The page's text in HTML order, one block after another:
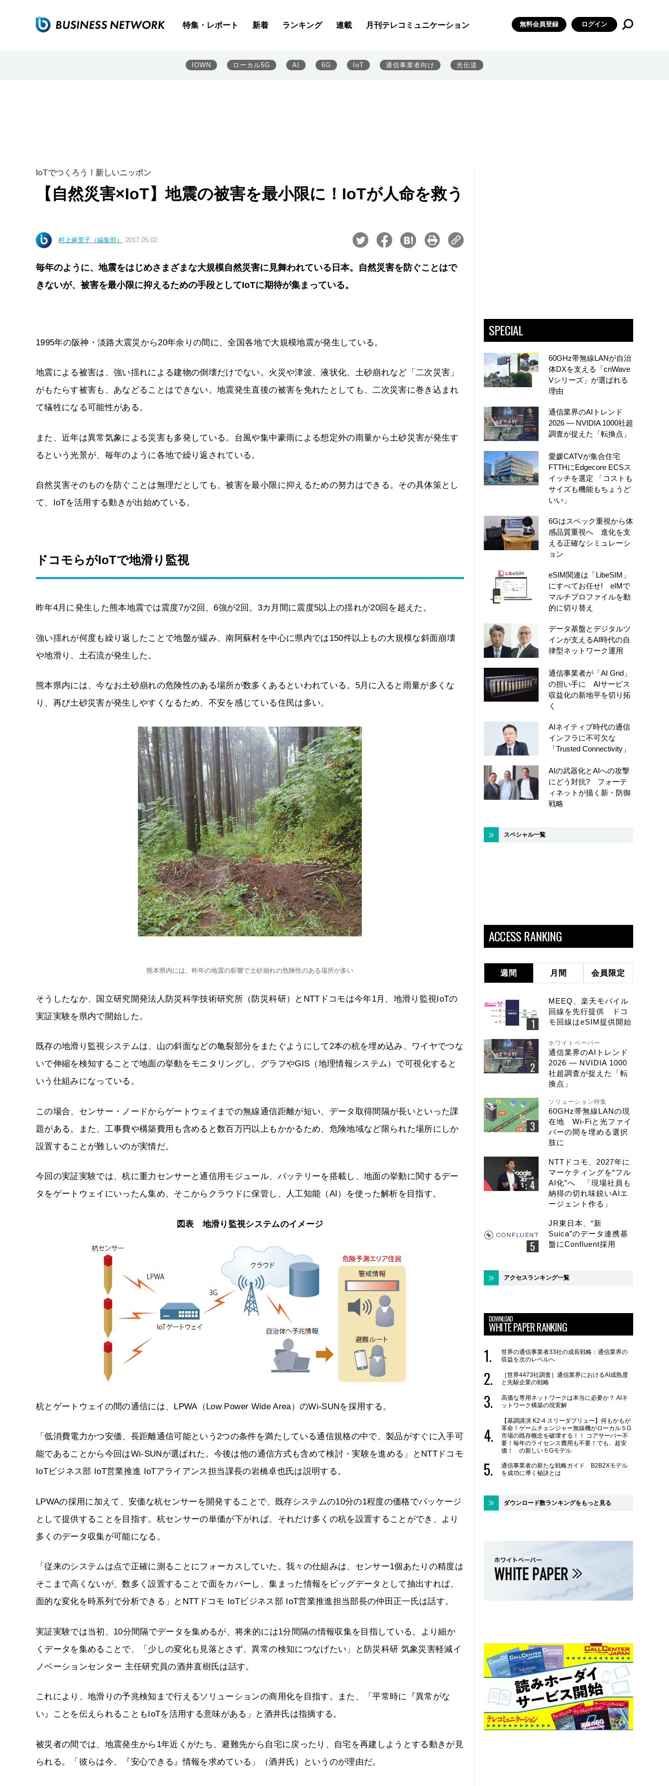
特集・レポート 新着 ランキング 連載 月刊テレコミュニケーション 無料会員登録 ログイン
IOWN ローカル5G AI 6G IoT 通信事業者向け 光伝送
IoTでつくろう！新しいニッポン
【自然災害×IoT】地震の被害を最小限に！IoTが人命を救う
村上麻里子（編集部） 2017.05.02
毎年のように、地震をはじめさまざまな大規模自然災害に見舞われている日本。自然災害を防ぐことはで
きないが、被害を最小限に抑えるための手段としてIoTに期待が集まっている。
1995年の阪神・淡路大震災から20年余りの間に、全国各地で大規模地震が発生している。
地震による被害は、強い揺れによる建物の倒壊だけでない。火災や津波、液状化、土砂崩れなど「二次災害」
がもたらす被害も、あなどることはできない。地震発生直後の被害を免れたとしても、二次災害に巻き込まれ
て犠牲になる可能性がある。
また、近年は異常気象による災害も多発している。台風や集中豪雨による想定外の雨量から土砂災害が発生す
るという光景が、毎年のように各地で繰り返されている。
自然災害そのものを防ぐことは無理だとしても、被害を最小限に抑えるための努力はできる。その具体策とし
て、IoTを活用する動きが出始めている。
ドコモらがIoTで地滑り監視
昨年4月に発生した熊本地震では震度7が2回、6強が2回。3カ月間に震度5以上の揺れが20回を超えた。
強い揺れが何度も繰り返したことで地盤が緩み、南阿蘇村を中心に県内では150件以上もの大規模な斜面崩壊
や地滑り、土石流が発生した。
熊本県内には、今なお土砂崩れの危険性のある場所が数多くあるといわれている。5月に入ると雨量が多くな
り、再び土砂災害が発生しやすくなるため、不安を感じている住民は多い。
熊本県内には、昨年の地震の影響で土砂崩れの危険性のある場所が多い
そうしたなか、国立研究開発法人防災科学技術研究所（防災科研）とNTTドコモは今年1月、地滑り監視IoTの
実証実験を県内で開始した。
既存の地滑り監視システムは、山の斜面などの亀裂部分をまたぐようにして2本の杭を埋め込み、ワイヤでつな
いで伸縮を検知することで地面の挙動をモニタリングし、グラフやGIS（地理情報システム）で可視化すると
いう仕組みになっている。
この場合、センサー・ノードからゲートウェイまでの無線通信距離が短い、データ取得間隔が長いといった課
題がある。また、工事費や構築費用も含めると数百万円以上もかかるため、危険地域など限られた場所にしか
設置することが難しいのが実情だ。
今回の実証実験では、杭に重力センサーと通信用モジュール、バッテリーを搭載し、地面の挙動に関するデー
タをゲートウェイにいったん集め、そこからクラウドに保管し、人工知能（AI）を使った解析を目指す。
図表 地滑り監視システムのイメージ
杭とゲートウェイの間の通信には、LPWA（Low Power Wide Area）のWi-SUNを採用する。
「低消費電力かつ安価、長距離通信可能という2つの条件を満たしている通信規格の中で、製品がすぐに入手可
能であることから今回はWi-SUNが選ばれた。今後は他の通信方式も含めて検討・実験を進める」とNTTドコモ
IoTビジネス部 IoT営業推進 IoTアライアンス担当課長の岩橋卓也氏は説明する。
LPWAの採用に加えて、安価な杭センサーを開発することで、既存システムの10分の1程度の価格でパッケージ
として提供することを目指す。杭センサーの単価が下がれば、それだけ多くの杭を設置することができ、より
多くのデータ収集が可能になる。
「従来のシステムは点で正確に測ることにフォーカスしていた。我々の仕組みは、センサー1個あたりの精度は
そこまで高くないが、数多く設置することで面をカバーし、集まった情報をビッグデータとして抽出すれば、
面的な変化を時系列で分析できる」とNTTドコモ IoTビジネス部 IoT営業推進担当部長の仲田正一氏は話す。
実証実験では当初、10分間隔でデータを集めるが、将来的には1分間隔の情報収集を目指している。より細か
くデータを集めることで、「少しの変化も見落とさず、異常の検知につなげたい」と防災科研 気象災害軽減イ
ノベーションセンター 主任研究員の酒井直樹氏は話す。
これにより、地滑りの予兆検知まで行えるソリューションの商用化を目指す。また、「平常時に『異常がな
い』ことを伝えられることもIoTを活用する意味がある」と酒井氏は指摘する。
被災者の間では、地震発生から1年近くがたち、避難先から自宅に戻ったり、自宅を再建しようとする動きが見
られる。「彼らは今、『安心できる』情報を求めている」（酒井氏）というのが理由だ。
SPECIAL
60GHz帯無線LANが自治
体DXを支える「cnWave
Vシリーズ」が選ばれる
理由
通信業界のAIトレンド
2026 ― NVIDIA 1000社超
調査が捉えた「転換点」
愛媛CATVが集合住宅
FTTHにEdgecore ECSス
イッチを選定 「コストも
サイズも機能もちょうど
いい」
6Gはスペック重視から体
感品質重視へ 進化を支
える正確なシミュレーシ
ョン
eSIM関連は「LibeSIM」
にすべてお任せ! eIMで
マルチプロファイルを動
的に切り替え
データ基盤とデジタルツ
インが支えるAI時代の自
律型ネットワーク運用
通信事業者が「AI Grid」
の担い手に AIサービス
収益化の新地平を切り拓
く
AIネイティブ時代の通信
インフラに不可欠な
「Trusted Connectivity」
AIの武器化とAIへの攻撃
にどう対抗? フォーテ
ィネットが描く新・防御
戦略
スペシャル一覧
ACCESS RANKING
週間 月間 会員限定
MEEQ、楽天モバイル
回線を先行提供 ドコ
モ回線はeSIM提供開始
ホワイトペーパー
通信業界のAIトレンド
2026 ― NVIDIA 1000
社超調査が捉えた「転
換点」
ソリューション特集
60GHz帯無線LANの現
在地 Wi-Fiと光ファイ
バーの間を埋める選択
肢に
NTTドコモ、2027年に
マーケティングを“フル
AI化”へ 「現場社員も
納得の切れ味鋭いAIエ
ージェント作る」
JR東日本、“新
Suica”のデータ連携基
盤にConfluent採用
アクセスランキング一覧
DOWNLOAD
WHITE PAPER RANKING
世界の通信事業者33社の成長戦略：通信業界の
収益を次のレベルへ
［世界4473社調査］通信業界におけるAI成熟度
と先駆企業の戦略
高価な専用ネットワークは本当に必要か？ AIネ
ットワーク構築の現実解
【基調講演 K2-4 スリーダブリュー】何もかもが
革命！ゲームチェンジャー無線機がローカル５G
市場の既存概念を破壊する！！ コアサーバー不
要！毎年のライセンス費用も不要！でも、超安
価！ の新しい５Gモデル
通信事業者の新たな戦略ガイド B2B2Xモデル
を成功に導く秘訣とは
ダウンロード数ランキングをもっと見る